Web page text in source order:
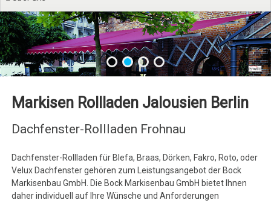
Markisen Rollladen Jalousien Berlin
Dachfenster-Rollladen Frohnau
Dachfenster-Rollladen für Blefa, Braas, Dörken, Fakro, Roto, oder
Velux Dachfenster gehören zum Leistungsangebot der Bock
Markisenbau GmbH. Die Bock Markisenbau GmbH bietet Ihnen
daher individuell auf Ihre Wünsche und Anforderungen